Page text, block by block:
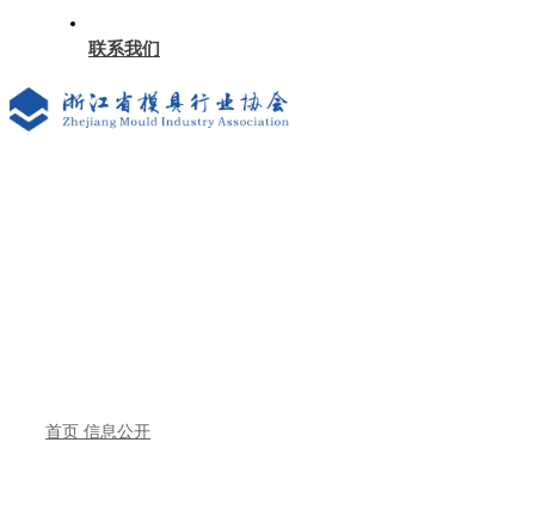
联系我们
首页 信息公开